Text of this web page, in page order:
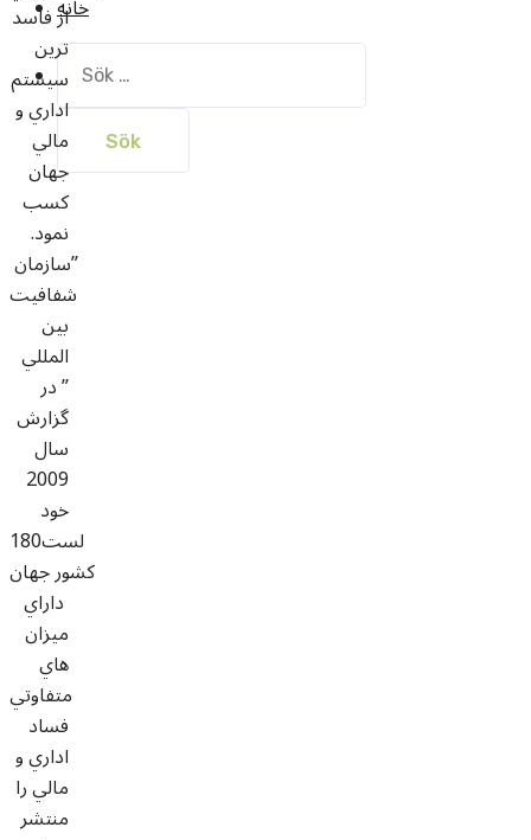
خانه
Sök
efter:
از فاسد
ترين
سيستم
اداري و
مالي
جهان
کسب
نمود.
”سازمان
شفافيت
بين
المللي
” در
گزارش
سال
2009
خود
لست180
کشور جهان
داراي
ميزان
هاي
متفاوتي
فساد
اداري و
مالي را
منتشر